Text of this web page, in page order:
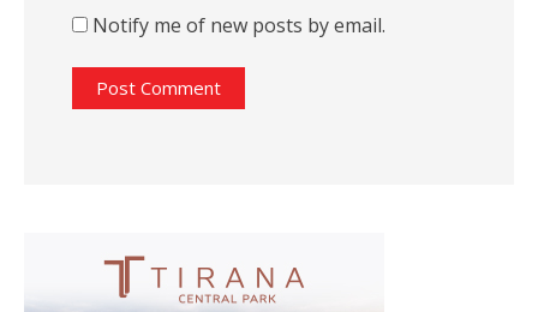
Notify me of new posts by email.